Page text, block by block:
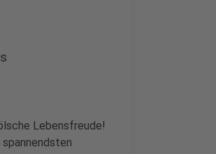
Lebensfreude!